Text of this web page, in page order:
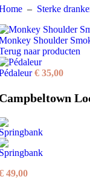
– Sterke
Shoulder
naar producten
€ 35,00
49,00